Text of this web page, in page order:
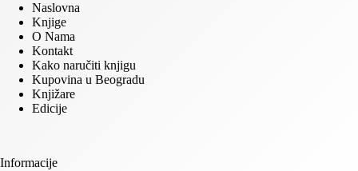
Naslovna
Knjige
O Nama
Kontakt
Kako naručiti knjigu
Kupovina u Beogradu
Knjižare
Edicije
Informacije